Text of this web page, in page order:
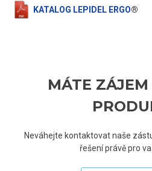
KATALOG LEPIDEL ERGO®
MÁTE
Neváhejte kontaktovat naše
řešení právě pro